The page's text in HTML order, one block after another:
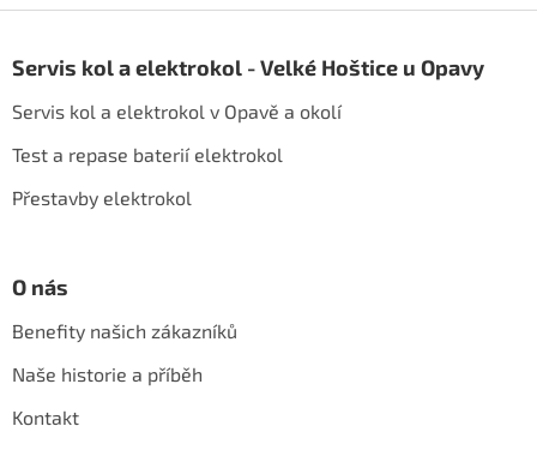
pServis kol a elektrokol - Velké Hoštice u Opavy
Servis kol a elektrokol v Opavě a okolí
Test a repase baterií elektrokol
Přestavby elektrokol
O nás
Benefity našich zákazníků
Naše historie a příběh
Kontakt